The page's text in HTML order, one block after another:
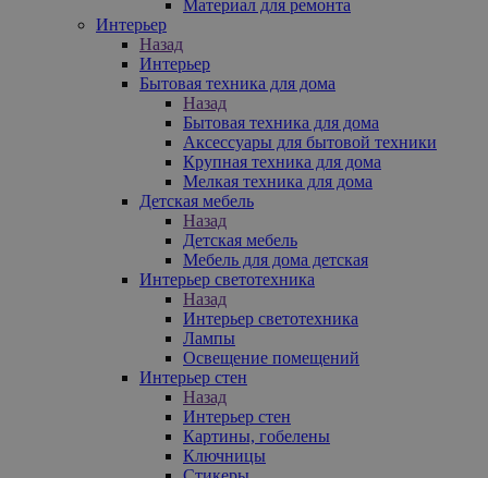
Материал для ремонта
Интерьер
Назад
Интерьер
Бытовая техника для дома
Назад
Бытовая техника для дома
Аксессуары для бытовой техники
Крупная техника для дома
Мелкая техника для дома
Детская мебель
Назад
Детская мебель
Мебель для дома детская
Интерьер светотехника
Назад
Интерьер светотехника
Лампы
Освещение помещений
Интерьер стен
Назад
Интерьер стен
Картины, гобелены
Ключницы